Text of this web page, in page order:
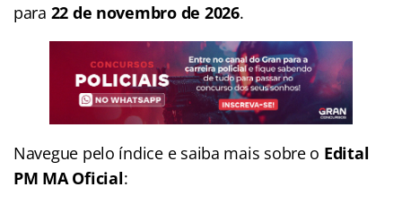
para 22 de novembro de 2026.
Navegue pelo índice e saiba mais sobre o Edital
PM MA Oficial: